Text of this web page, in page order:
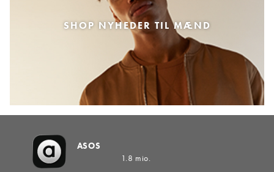
SHOP NYHEDER TIL MÆND
ASOS
1.8 mio.